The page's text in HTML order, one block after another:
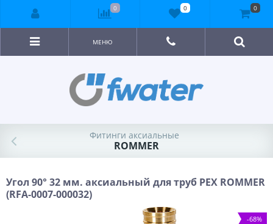
МЕНЮ
Фитинги аксиальные
ROMMER
Угол 90° 32 мм. аксиальный для труб PEX ROMMER
(RFA-0007-000032)
-68%
0 0 0